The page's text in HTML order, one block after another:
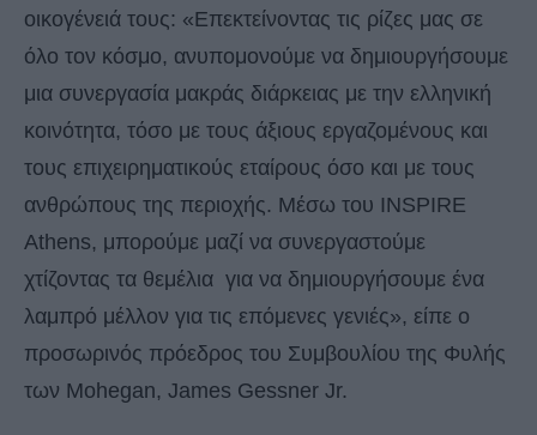
οικογένειά τους: «Επεκτείνοντας τις ρίζες μας σε
όλο τον κόσμο, ανυπομονούμε να δημιουργήσουμε
μια συνεργασία μακράς διάρκειας με την ελληνική
κοινότητα, τόσο με τους άξιους εργαζομένους και
τους επιχειρηματικούς εταίρους όσο και με τους
ανθρώπους της περιοχής. Μέσω του INSPIRE
Athens, μπορούμε μαζί να συνεργαστούμε
χτίζοντας τα θεμέλια για να δημιουργήσουμε ένα
λαμπρό μέλλον για τις επόμενες γενιές», είπε ο
προσωρινός πρόεδρος του Συμβουλίου της Φυλής
των Mohegan, James Gessner Jr.